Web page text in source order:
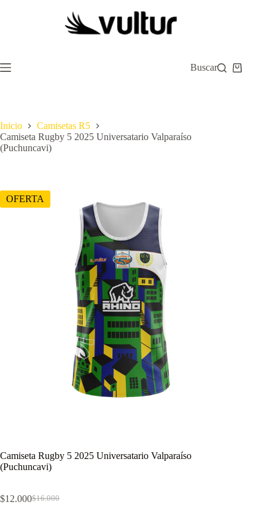
Buscar
Carro
Inicio
Camisetas R5
Camiseta Rugby 5 2025 Universatario Valparaíso
(Puchuncavi)
OFERTA
Camiseta Rugby 5 2025 Universatario Valparaíso
(Puchuncavi)
$16.000
El
$12.000El